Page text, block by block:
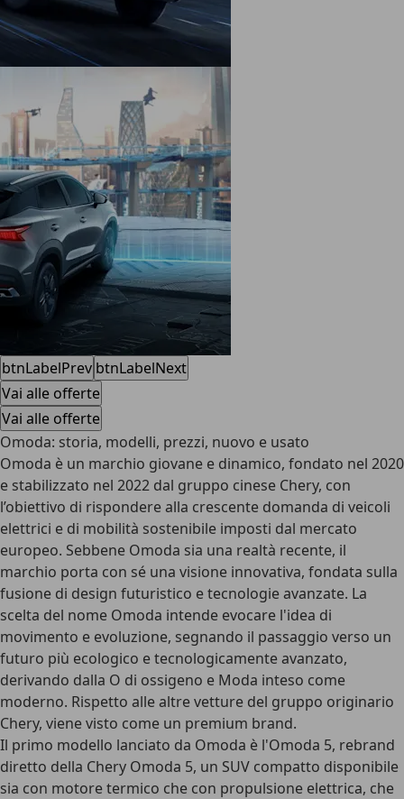
btnLabelPrev btnLabelNext
Vai alle offerte
Vai alle offerte
Omoda: storia, modelli, prezzi, nuovo e usato
Omoda è un marchio giovane e dinamico, fondato nel 2020
e stabilizzato nel 2022 dal gruppo cinese Chery, con
l’obiettivo di rispondere alla crescente domanda di veicoli
elettrici e di mobilità sostenibile imposti dal mercato
europeo. Sebbene Omoda sia una realtà recente, il
marchio porta con sé una visione innovativa, fondata sulla
fusione di design futuristico e tecnologie avanzate. La
scelta del nome Omoda intende evocare l'idea di
movimento e evoluzione, segnando il passaggio verso un
futuro più ecologico e tecnologicamente avanzato,
derivando dalla O di ossigeno e Moda inteso come
moderno. Rispetto alle altre vetture del gruppo originario
Chery, viene visto come un premium brand.
Il primo modello lanciato da Omoda è l'Omoda 5, rebrand
diretto della Chery Omoda 5, un SUV compatto disponibile
sia con motore termico che con propulsione elettrica, che